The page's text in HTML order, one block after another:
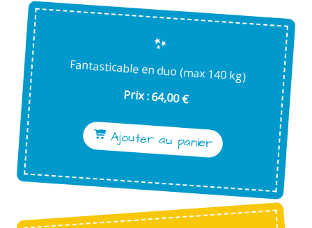
Fantasticable en duo (max 140 kg)
Prix : 64,00 €
Ajouter au panier